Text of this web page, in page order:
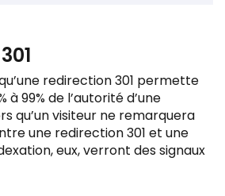
redirection 301 permette
99% de l’autorité d’une
qu’un visiteur ne remarquera
une redirection 301 et une
eux, verront des signaux